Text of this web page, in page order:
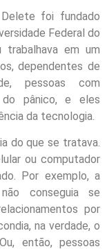
foi fundado
Federal do
trabalhava em um
dependentes de
pessoas com
do pânico, e eles
da tecnologia.
do que se tratava.
ou computador
Por exemplo, a
conseguia se
por
na verdade, o
então, pessoas